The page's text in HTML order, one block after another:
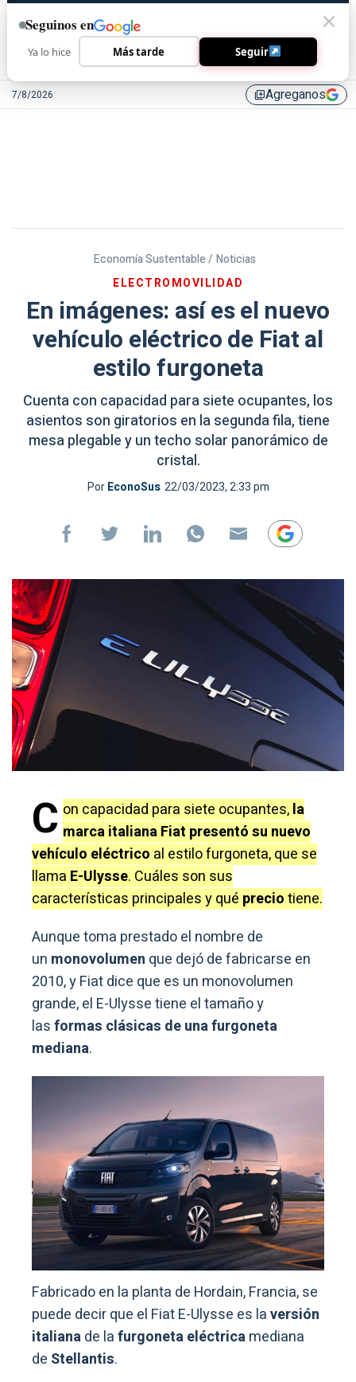
7/8/2026 library_addAgreganos
Economía Sustentable / Noticias
ELECTROMOVILIDAD
En imágenes: así es el nuevo
vehículo eléctrico de Fiat al
estilo furgoneta
Cuenta con capacidad para siete ocupantes, los
asientos son giratorios en la segunda fila, tiene
mesa plegable y un techo solar panorámico de
cristal.
PorEconoSus 22/03/2023, 2:33 pm
C on capacidad para siete ocupantes,la
marca italiana Fiat presentó su nuevo
vehículo eléctrico al estilo furgoneta, que se
llama E-Ulysse. Cuáles son sus
características principales y qué preciotiene.
Aunque toma prestado el nombre de
un monovolumen que dejó de fabricarse en
2010, y Fiat dice que es un monovolumen
grande, el E-Ulysse tiene el tamaño y
lasformas clásicas de una furgoneta
mediana.
Fabricado en la planta de Hordain, Francia, se
puede decir que el Fiat E-Ulysse es laversión
italianade lafurgoneta eléctricamediana
de Stellantis.
Seguinos en
Ya lo hice Más tarde Seguir